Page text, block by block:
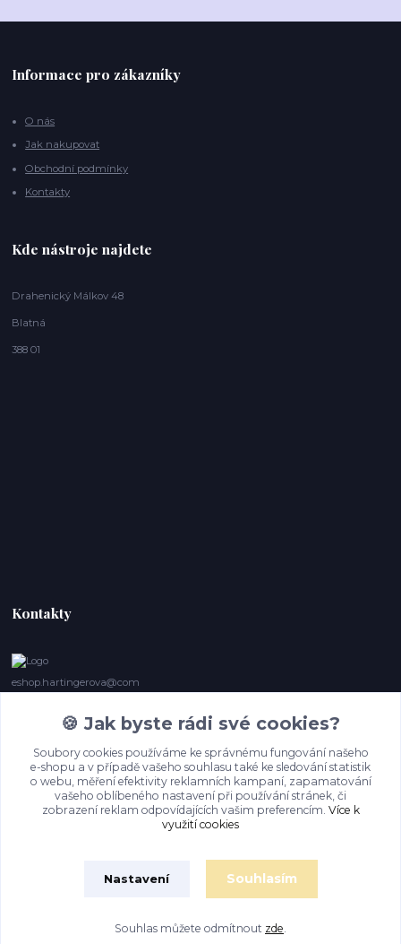
Informace pro zákazníky
O nás
Jak nakupovat
Obchodní podmínky
Kontakty
Kde nástroje najdete
Drahenický Málkov 48
Blatná
388 01
Kontakty
eshop.hartingerova@com
Irena Marie Hartingerová
605132850
(Po-Ne, 9- 20 hod.) Když se nedovoláte, volám zpět
imh@hartingerova.com
Vytvořeno na Eshop-rychle.cz
🍪 Jak byste rádi své cookies?
Soubory cookies používáme ke správnému fungování našeho
e-shopu a v případě vašeho souhlasu také ke sledování statistik
o webu, měření efektivity reklamních kampaní, zapamatování
vašeho oblíbeného nastavení při používání stránek, či
zobrazení reklam odpovídajících vašim preferencím. Více k
využití cookies
Nastavení Souhlasím
Souhlas můžete odmítnout zde